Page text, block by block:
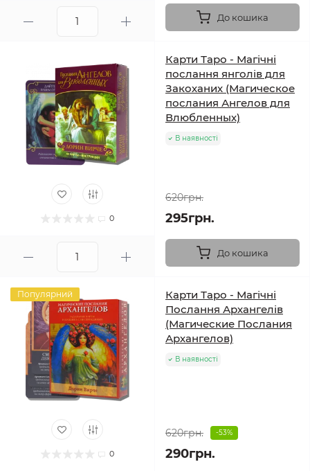
До кошика
0
Карти Таро - Магічні
послання янголів для
Закоханих (Магическое
послания Ангелов для
Влюбленных)
В наявності
620грн.
295грн.
До кошика
Популярний
0
Карти Таро - Магічні
Послання Архангелів
(Магические Послания
Архангелов)
В наявності
620грн. -53%
290грн.